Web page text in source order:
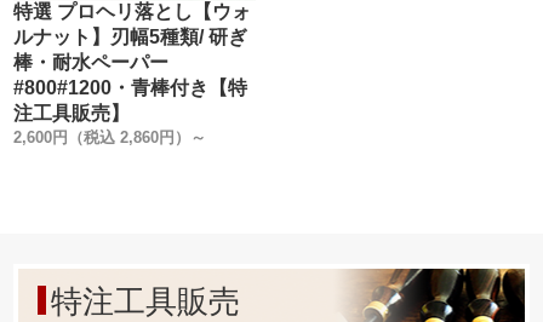
特選 プロヘリ落とし【ウォ
ルナット】刃幅5種類/ 研ぎ
棒・耐水ペーパー
#800#1200・青棒付き【特
注工具販売】
2,600円（税込 2,860円）～
特注工具販売